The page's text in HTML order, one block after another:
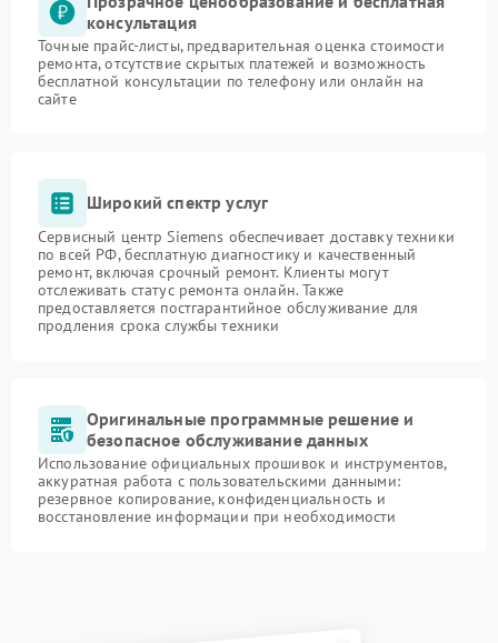
консультация
Точные прайс-листы, предварительная оценка стоимости
ремонта, отсутствие скрытых платежей и возможность
бесплатной консультации по телефону или онлайн на
сайте
Широкий спектр услуг
Сервисный центр Siemens обеспечивает доставку техники
по всей РФ, бесплатную диагностику и качественный
ремонт, включая срочный ремонт. Клиенты могут
отслеживать статус ремонта онлайн. Также
предоставляется постгарантийное обслуживание для
продления срока службы техники
Оригинальные программные решение и
безопасное обслуживание данных
Использование официальных прошивок и инструментов,
аккуратная работа с пользовательскими данными:
резервное копирование, конфиденциальность и
восстановление информации при необходимости